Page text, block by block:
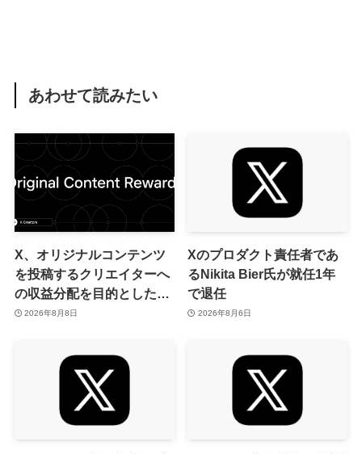
あわせて読みたい
X、オリジナルコンテンツ
を投稿するクリエイターへ
の収益分配を目的とした
｢オリジナルコンテンツ報
従来の｢収益分配｣は廃止
2026年8月8日
Xのプロダクト責任者であ
るNikita Bier氏が就任1年
で退任
2026年8月6日